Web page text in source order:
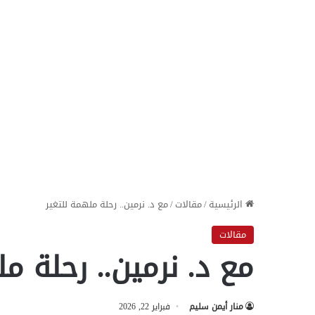
الرئيسية/مقالات/مع د. نرمين.. رحلة ملهمة للتغير
مقالات
مع د. نرمين.. رحلة
منار أيمن سليم فبراير 22, 2026